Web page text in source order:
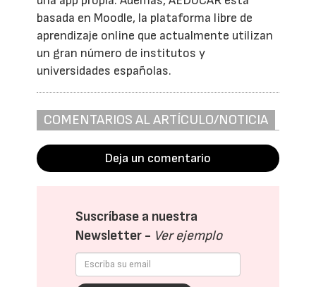
basada en Moodle, la plataforma libre de
aprendizaje online que actualmente utilizan
un gran número de institutos y
universidades españolas.
COMENTARIOS AL ARTÍCULO/NOTICIA
Deja un comentario
Suscríbase a nuestra
Newsletter - Ver ejemplo